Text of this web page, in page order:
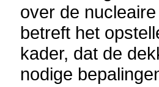
over de
betreft het
kader, dat de
nodige